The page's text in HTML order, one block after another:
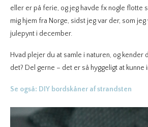
eller er på ferie, og jeg havde fx nogle flotte
mig hjem fra Norge, sidst jeg var der, som
julepynt i december.
Hvad plejer du at samle i naturen, og kender
det? Del gerne – det er så hyggeligt at kunne
Se også: DIY bordskåner af strandsten